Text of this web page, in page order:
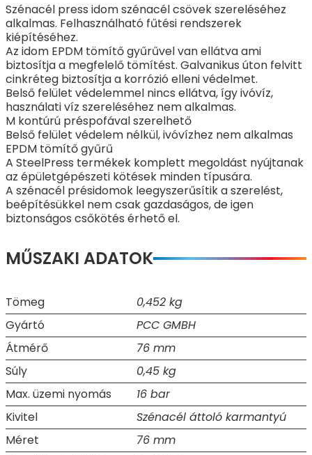
Szénacél press idom szénacél csövek szereléséhez
alkalmas. Felhasználható fűtési rendszerek
kiépítéséhez.
Az idom EPDM tömítő gyűrűvel van ellátva ami
biztosítja a megfelelő tömítést. Galvanikus úton felvitt
cinkréteg biztosítja a korrózió elleni védelmet.
Belső felület védelemmel nincs ellátva, így ivóvíz,
használati víz szereléséhez nem alkalmas.
M kontúrú préspofával szerelhető
Belső felület védelem nélkül, ivóvízhez nem alkalmas
EPDM tömítő gyűrű
A SteelPress termékek komplett megoldást nyújtanak
az épületgépészeti kötések minden típusára.
A szénacél présidomok leegyszerűsítik a szerelést,
beépítésükkel nem csak gazdaságos, de igen
biztonságos csőkötés érhető el.
MŰSZAKI ADATOK
Tömeg
0,452 kg
Gyártó
PCC GMBH
Átmérő
76 mm
Súly
0,45 kg
Max. üzemi nyomás
16 bar
Kivitel
Szénacél áttoló karmantyú
Méret
76 mm